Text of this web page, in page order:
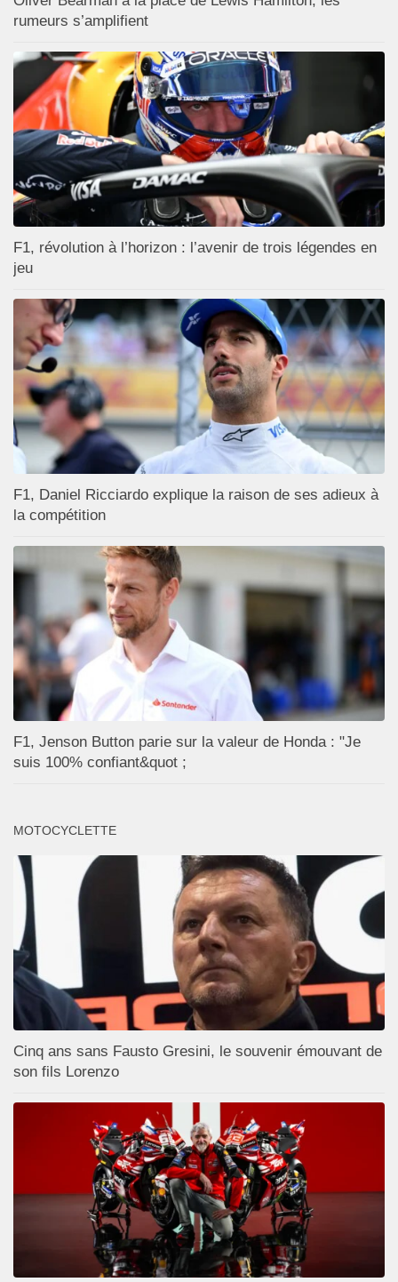
rumeurs s’amplifient
F1, révolution à l’horizon : l’avenir de trois légendes en
jeu
F1, Daniel Ricciardo explique la raison de ses adieux à
la compétition
F1, Jenson Button parie sur la valeur de Honda : "Je
suis 100% confiant&quot ;
MOTOCYCLETTE
Cinq ans sans Fausto Gresini, le souvenir émouvant de
son fils Lorenzo